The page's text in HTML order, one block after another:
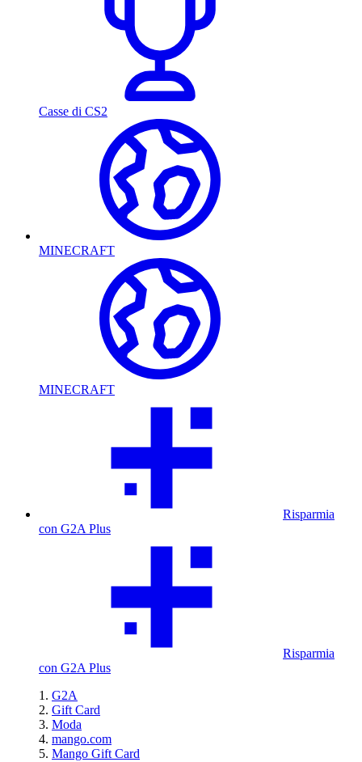
Casse di CS2
MINECRAFT
MINECRAFT
Risparmia
con G2A Plus
Risparmia
con G2A Plus
G2A
Gift Card
Moda
mango.com
Mango Gift Card